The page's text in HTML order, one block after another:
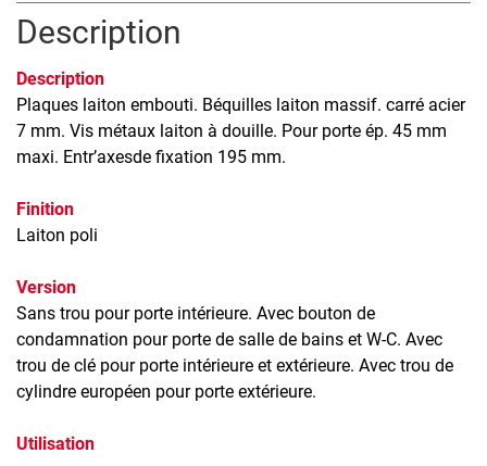
Description
Description
Plaques laiton embouti. Béquilles laiton massif. carré acier
7 mm. Vis métaux laiton à douille. Pour porte ép. 45 mm
maxi. Entr’axesde fixation 195 mm.
Finition
Laiton poli
Version
Sans trou pour porte intérieure. Avec bouton de
condamnation pour porte de salle de bains et W-C. Avec
trou de clé pour porte intérieure et extérieure. Avec trou de
cylindre européen pour porte extérieure.
Utilisation